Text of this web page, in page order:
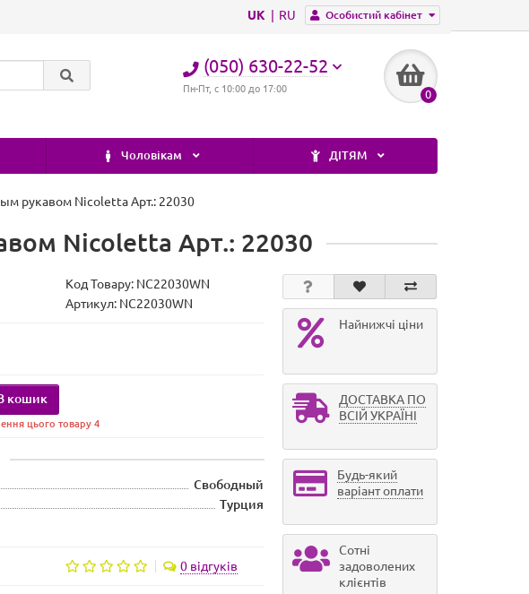
Особистий кабінет
UK RU
(050) 630-22-52
Пн-Пт, с 10:00 до 17:00 0
Чоловікам ДІТЯМ
рукавом Nicoletta Арт.: 22030
Nicoletta Арт.: 22030
Код Товару: NC22030WN
Артикул: NC22030WN
кошик
цього товару 4
Свободный
Турция
0 відгуків
Найнижчі ціни
ДОСТАВКА ПО
ВСІЙ УКРАЇНІ
Будь-який
варіант оплати
Сотні
задоволених
клієнтів